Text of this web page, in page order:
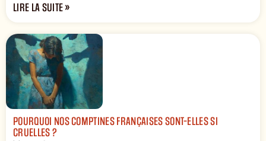
LIRE LA SUITE »
POURQUOI NOS COMPTINES FRANÇAISES SONT-ELLES SI
CRUELLES ?